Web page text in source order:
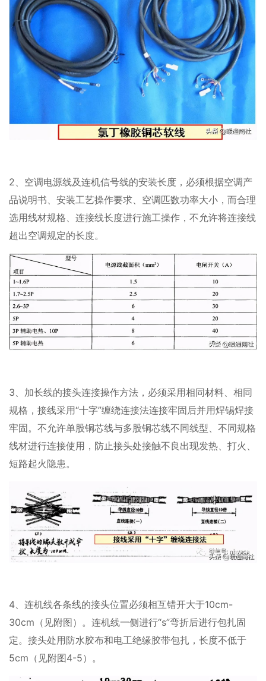
2、空调电源线及连机信号线的安装长度，必须根据空调产
品说明书、安装工艺操作要求、空调匹数功率大小，而合理
选用线材规格、连接线长度进行施工操作，不允许将连接线
超出空调规定的长度。
3、加长线的接头连接操作方法，必须采用相同材料、相同
规格，接线采用“十字”缠绕连接法连接牢固后并用焊锡焊接
牢固。不允许单股铜芯线与多股铜芯线不同线型、不同规格
线材进行连接使用，防止接头处接触不良出现发热、打火、
短路起火隐患。
4、连机线各条线的接头位置必须相互错开大于10cm-
30cm（见附图）。连机线一侧进行“s”弯折后进行包扎固
定。接头处用防水胶布和电工绝缘胶带包扎，长度不低于
5cm（见附图4-5）。